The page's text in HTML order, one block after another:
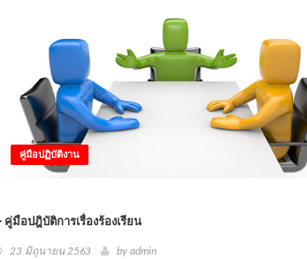
คู่มือปฏิบัติงาน
คู่มือปฎิบัติการเรื่องร้องเรียน
23 มิถุนายน 2563 by admin